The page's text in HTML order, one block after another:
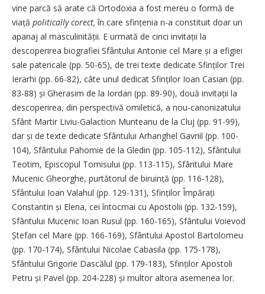
vine parcă să arate că Ortodoxia a fost mereu o formă de
viață politically corect,în care sfințenia n-a constituit doar un
apanaj al masculini­tății. E urmată de cinci invitații la
descoperirea biografiei Sfântului Antonie cel Mare și a efigiei
sale patericale (pp. 50-65), de trei texte dedicate Sfinților Trei
Ierarhi (pp. 66-82), câte unul dedicat Sfinților Ioan Casian (pp.
83-88) și Gherasim de la Iordan (pp. 89-90), două invitații la
descoperirea, din perspectivă omiletică, a nou-canonizatului
Sfânt Martir Liviu-Galaction Munteanu de la Cluj (pp. 91-99),
dar și de texte dedicate Sfântului Arhanghel Gavriil (pp. 100-
104), Sfântului Pahomie de la Gledin (pp. 105-112), Sfântului
Teotim, Episcopul Tomisului (pp. 113-115), Sfântului Mare
Mucenic Gheorghe, purtătorul de biruință (pp. 116-128),
Sfântului Ioan Valahul (pp. 129-131), Sfinților Împă­rați
Constantin și Elena, cei întocmai cu Apostolii (pp. 132-159),
Sfântului Mucenic Ioan Rusul (pp. 160-165), Sfântului Voievod
Ștefan cel Mare (pp. 166-169), Sfântului Apostol Bartolomeu
(pp. 170-174), Sfântului Nicolae Cabasila (pp. 175-178),
Sfântului Grigorie Dascălul (pp. 179-183), Sfinților Apostoli
Petru și Pavel (pp. 204-228) și multor altora asemenea lor.